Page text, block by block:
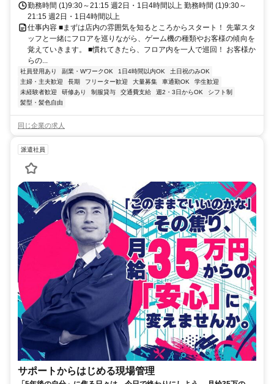
勤務時間 (1)9:30～21:15 週2日・1日4時間以上 勤務時間 (1)9:30～
21:15 週2日・1日4時間以上
仕事内容 ■まずは店内の雰囲気を知るところからスタート！ 先輩スタ
ッフと一緒にフロアを巡りながら、ゲーム機の種類やお客様の傾向を
覚えていきます。 ■慣れてきたら、フロア内を一人で巡回！ お客様か
らの...
社員登用あり 副業・WワークOK 1日4時間以内OK
土日祝のみOK
主婦・主夫歓迎
長期 フリーター歓迎 大量募集 車通勤OK
学生歓迎
未経験者歓迎
研修あり 制服貸与 交通費支給 週2・3日からOK
シフト制
髪型・髪色自由
同じ企業の求人
派遣社員
サポートからはじめる現場管理